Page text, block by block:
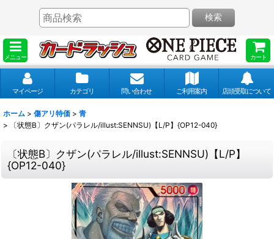
メニュー カート
検索
マイページ カテゴリ 問い合わせ ご利用案内 店頭受取について
ホーム > 傷アリ特価 > 青
>
〔状態B〕クザン(パラレル/illust:SENNSU)【L/P】{OP12-040}
〔状態B〕クザン(パラレル/illust:SENNSU)【L/P】
{OP12-040}